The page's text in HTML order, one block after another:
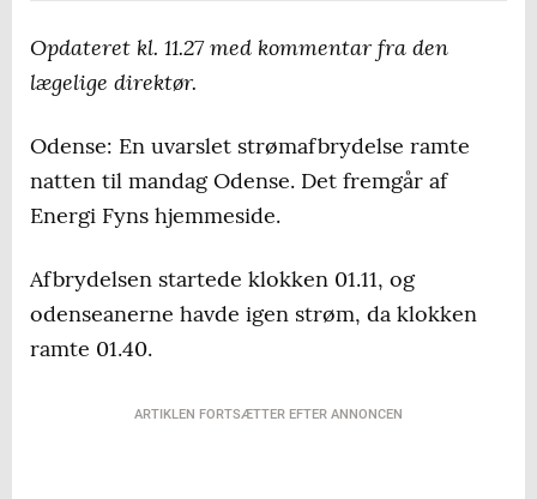
Opdateret kl. 11.27 med kommentar fra den
lægelige direktør.
Odense: En uvarslet strømafbrydelse ramte
natten til mandag Odense. Det fremgår af
Energi Fyns hjemmeside.
Afbrydelsen startede klokken 01.11, og
odenseanerne havde igen strøm, da klokken
ramte 01.40.
ARTIKLEN FORTSÆTTER EFTER ANNONCEN